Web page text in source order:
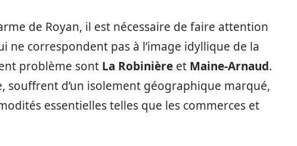
de Royan, il est nécessaire de faire attention
ne correspondent pas à l’image idyllique de la
problème sont La Robinière et Maine-Arnaud.
souffrent d’un isolement géographique marqué,
essentielles telles que les commerces et